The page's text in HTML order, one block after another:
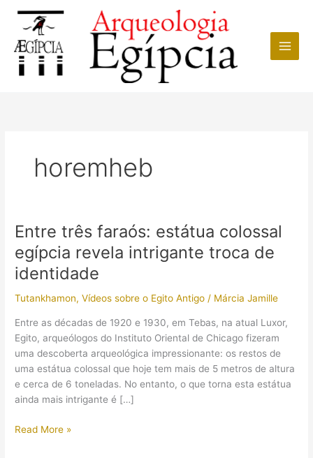
conteúdo
horemheb
Entre três faraós: estátua colossal
egípcia revela intrigante troca de
identidade
Tutankhamon,Vídeos sobre o Egito Antigo / Márcia Jamille
Entre as décadas de 1920 e 1930, em Tebas, na atual Luxor,
Egito, arqueólogos do Instituto Oriental de Chicago fizeram
uma descoberta arqueológica impressionante: os restos de
uma estátua colossal que hoje tem mais de 5 metros de altura
e cerca de 6 toneladas. No entanto, o que torna esta estátua
ainda mais intrigante é […]
Entre
Read More »